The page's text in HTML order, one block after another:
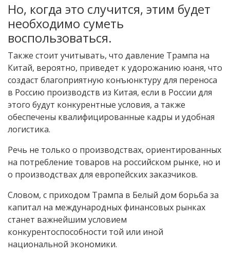
Но, когда это случится, этим будет
необходимо суметь
воспользоваться.
Также стоит учитывать, что давление Трампа на
Китай, вероятно, приведет к удорожанию юаня, что
создаст благоприятную конъюнктуру для переноса
в Россию производств из Китая, если в России для
этого будут конкурентные условия, а также
обеспечены квалифицированные кадры и удобная
логистика.
Речь не только о производствах, ориентированных
на потребление товаров на российском рынке, но и
о производствах для европейских заказчиков.
Словом, с приходом Трампа в Белый дом борьба за
капитал на международных финансовых рынках
станет важнейшим условием
конкурентоспособности той или иной
национальной экономики.